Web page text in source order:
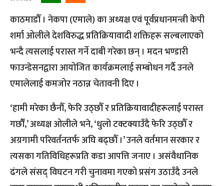
काठमाडौँ । नेकपा (एमाले) का अध्यक्ष एवं पूर्वप्रधानमन्त्री केपी
शर्मा ओलीले देशविरुद्ध प्रतिक्रियावादी शक्तिहरू सल्बलाएको
भन्दै त्यसलाई परास्त गर्ने दाबी गरेका छन् । मदन भण्डारी
फाउन्डेसनद्वारा आयोजित कार्यक्रमलाई सम्बोधन गर्दै उनले
एमालेलाई कमजोर नठान्न चेतावनी दिए ।
‘हामी मरेका छैनौँ, फेरि उठ्छौँ र प्रतिक्रियावादीहरूलाई परास्त
गर्छौँ,’ अध्यक्ष ओलीले भने, ‘धुलो टक्टक्याउँदै फेरि उठ्छौँ र
अग्रगामी परिवर्तनतर्फ अघि बढ्छौँ ।’ उनले वर्तमान सरकार र
त्यसका गतिविधिहरूप्रति कडा आपत्ति जनाए । असंवैधानिक
ढंगले संसद् विघटन गरी चुनावमा गएको प्रसंग उठाउँदै उनले